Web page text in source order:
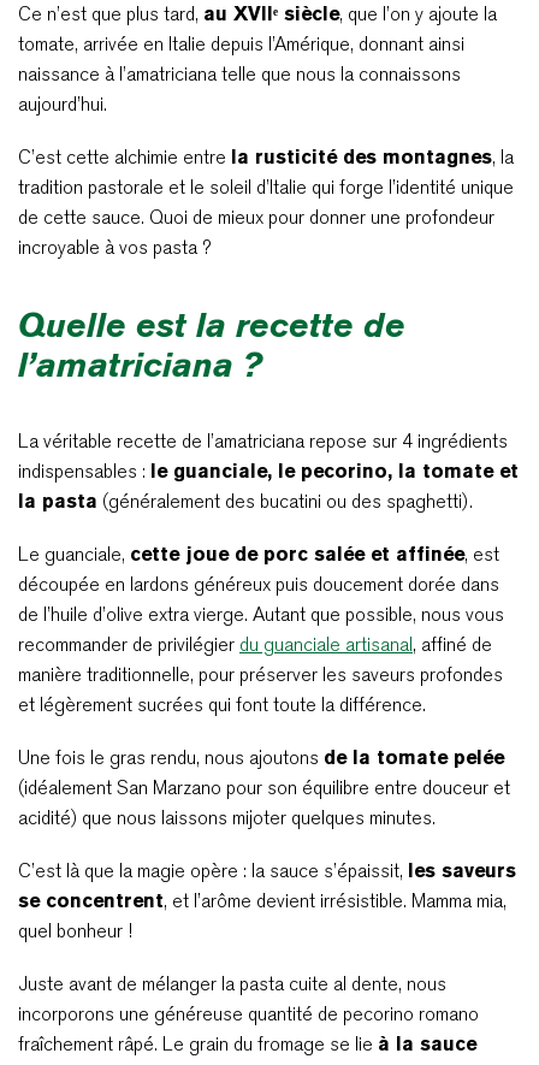
Ce n’est que plus tard, au XVIIᵉ siècle, que l’on y ajoute la
tomate, arrivée en Italie depuis l’Amérique, donnant ainsi
naissance à l’amatriciana telle que nous la connaissons
aujourd’hui.
C’est cette alchimie entre la rusticité des montagnes, la
tradition pastorale et le soleil d’Italie qui forge l’identité unique
de cette sauce. Quoi de mieux pour donner une profondeur
incroyable à vos pasta ?
Quelle est la recette de
l’amatriciana ?
La véritable recette de l’amatriciana repose sur 4 ingrédients
indispensables : le guanciale, le pecorino, la tomate et
la pasta (généralement des bucatini ou des spaghetti).
Le guanciale, cette joue de porc salée et affinée, est
découpée en lardons généreux puis doucement dorée dans
de l’huile d’olive extra vierge. Autant que possible, nous vous
recommander de privilégier du guanciale artisanal, affiné de
manière traditionnelle, pour préserver les saveurs profondes
et légèrement sucrées qui font toute la différence.
Une fois le gras rendu, nous ajoutons de la tomate pelée
(idéalement San Marzano pour son équilibre entre douceur et
acidité) que nous laissons mijoter quelques minutes.
C’est là que la magie opère : la sauce s’épaissit, les saveurs
se concentrent, et l’arôme devient irrésistible. Mamma mia,
quel bonheur !
Juste avant de mélanger la pasta cuite al dente, nous
incorporons une généreuse quantité de pecorino romano
fraîchement râpé. Le grain du fromage se lie à la sauce